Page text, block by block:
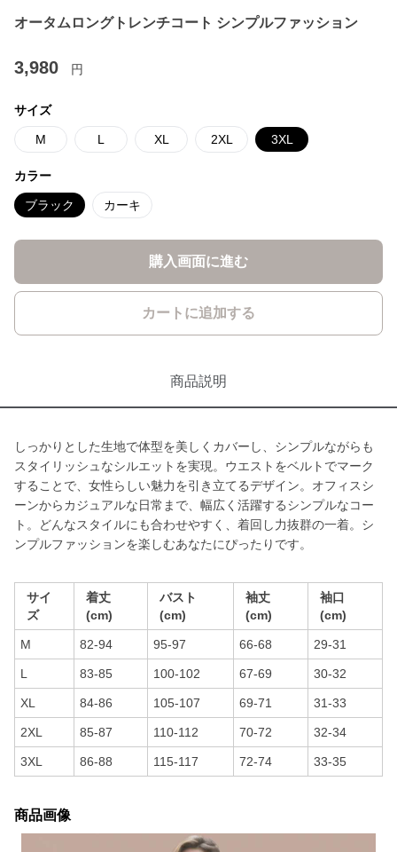
オータムロングトレンチコート シンプルファッション
3,980 円
サイズ
M L XL 2XL 3XL
カラー
ブラック カーキ
購入画面に進む
カートに追加する
商品説明
しっかりとした生地で体型を美しくカバーし、シンプルながらも
スタイリッシュなシルエットを実現。ウエストをベルトでマーク
することで、女性らしい魅力を引き立てるデザイン。オフィスシ
ーンからカジュアルな日常まで、幅広く活躍するシンプルなコー
ト。どんなスタイルにも合わせやすく、着回し力抜群の一着。シ
ンプルファッションを楽しむあなたにぴったりです。
サイ
ズ
着丈
(cm)
バスト
(cm)
袖丈
(cm)
袖口
(cm)
M 82-94 95-97 66-68 29-31
L 83-85 100-102 67-69 30-32
XL 84-86 105-107 69-71 31-33
2XL 85-87 110-112 70-72 32-34
3XL 86-88 115-117 72-74 33-35
商品画像